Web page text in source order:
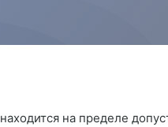
на пределе